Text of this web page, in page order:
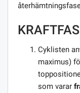
KRAFTFAS
Cyklisten
maximus)
som varar